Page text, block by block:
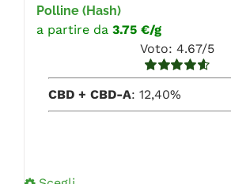
Polline (Hash)
a partire da 3.75 €/g
Voto: 4.67/5
4.67su 5
CBD + CBD-A: 12,40%